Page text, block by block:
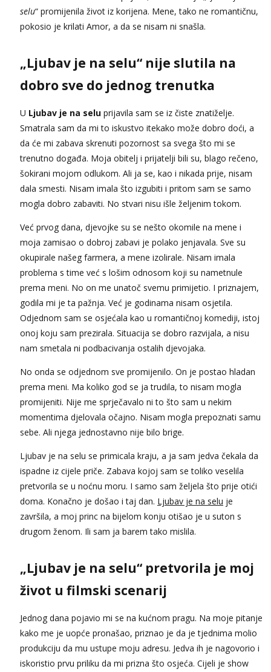
Tel: 064/677-677 - Kod: #142
selu“ promijenila život iz korijena. Mene, tako ne romantičnu,
pokosio je krilati Amor, a da se nisam ni snašla.
„Ljubav je na selu“ nije slutila na
dobro sve do jednog trenutka
U Ljubav je na selu prijavila sam se iz čiste znatiželje.
Smatrala sam da mi to iskustvo itekako može dobro doći, a
da će mi zabava skrenuti pozornost sa svega što mi se
trenutno događa. Moja obitelj i prijatelji bili su, blago rečeno,
šokirani mojom odlukom. Ali ja se, kao i nikada prije, nisam
dala smesti. Nisam imala što izgubiti i pritom sam se samo
mogla dobro zabaviti. No stvari nisu išle željenim tokom.
Već prvog dana, djevojke su se nešto okomile na mene i
moja zamisao o dobroj zabavi je polako jenjavala. Sve su
okupirale našeg farmera, a mene izolirale. Nisam imala
problema s time već s lošim odnosom koji su nametnule
prema meni. No on me unatoč svemu primijetio. I priznajem,
godila mi je ta pažnja. Već je godinama nisam osjetila.
Odjednom sam se osjećala kao u romantičnoj komediji, istoj
onoj koju sam prezirala. Situacija se dobro razvijala, a nisu
nam smetala ni podbacivanja ostalih djevojaka.
No onda se odjednom sve promijenilo. On je postao hladan
prema meni. Ma koliko god se ja trudila, to nisam mogla
promijeniti. Nije me sprječavalo ni to što sam u nekim
momentima djelovala očajno. Nisam mogla prepoznati samu
sebe. Ali njega jednostavno nije bilo brige.
Ljubav je na selu se primicala kraju, a ja sam jedva čekala da
ispadne iz cijele priče. Zabava kojoj sam se toliko veselila
pretvorila se u noćnu moru. I samo sam željela što prije otići
doma. Konačno je došao i taj dan. Ljubav je na selu je
završila, a moj princ na bijelom konju otišao je u suton s
drugom ženom. Ili sam ja barem tako mislila.
„Ljubav je na selu“ pretvorila je moj
život u filmski scenarij
Jednog dana pojavio mi se na kućnom pragu. Na moje pitanje
kako me je uopće pronašao, priznao je da je tjednima molio
produkciju da mu ustupe moju adresu. Jedva ih je nagovorio i
iskoristio prvu priliku da mi prizna što osjeća. Cijeli je show